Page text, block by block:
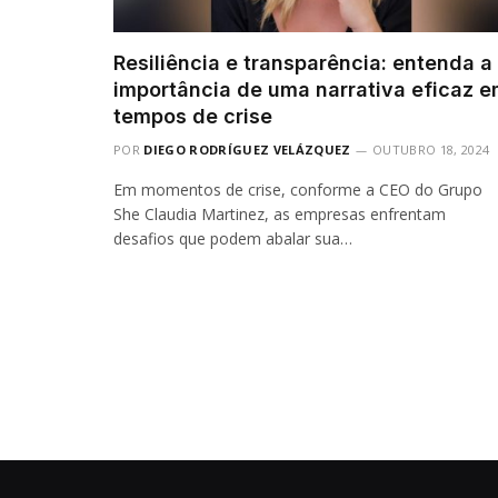
Resiliência e transparência: entenda a
importância de uma narrativa eficaz
tempos de crise
POR DIEGO RODRÍGUEZ VELÁZQUEZ OUTUBRO 18, 2024
Em momentos de crise, conforme a CEO do Grupo
She Claudia Martinez, as empresas enfrentam
desafios que podem abalar sua…